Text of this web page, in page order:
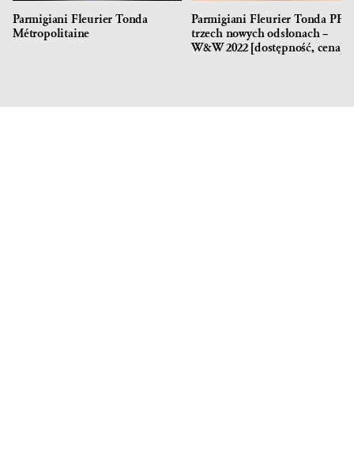
Parmigiani Fleurier Tonda
Métropolitaine
Parmigiani Fleurier Tonda PF w
trzech nowych odsłonach –
W&W 2022 [dostępność, cena]